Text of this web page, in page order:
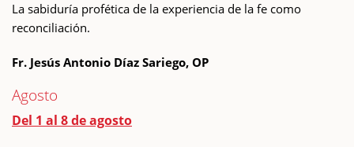
La sabiduría profética de la experiencia de la fe como
reconciliación.
Fr. Jesús Antonio Díaz Sariego, OP
Agosto
Del 1 al 8 de agosto